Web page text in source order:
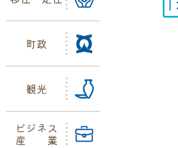
町政
観光
ビジネス
産業